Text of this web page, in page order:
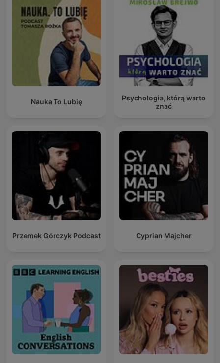
Nauka To Lubię
Psychologia, którą warto
znać
Przemek Górczyk Podcast Cyprian Majcher